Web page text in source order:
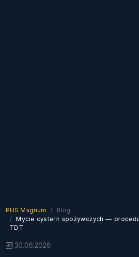
PHS Magnum
Blog
Mycie cystern spożywczych —
TDT
30.06.2026